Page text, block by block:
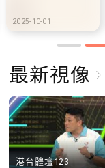
口
最新視像
港台體壇123